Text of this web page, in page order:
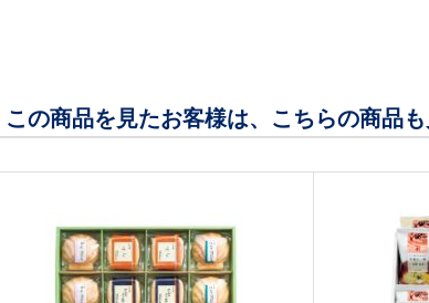
この商品を見たお客様は、こちらの商品